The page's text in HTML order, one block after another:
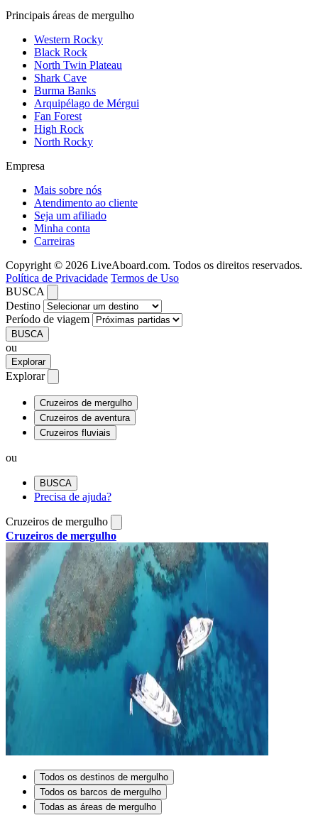
Principais áreas de mergulho
Western Rocky
Black Rock
North Twin Plateau
Shark Cave
Burma Banks
Arquipélago de Mérgui
Fan Forest
High Rock
North Rocky
Empresa
Mais sobre nós
Atendimento ao cliente
Seja um afiliado
Minha conta
Carreiras
Copyright © 2026 LiveAboard.com. Todos os direitos reservados.
Política de Privacidade Termos de Uso
BUSCA
Destino
Período de viagem
BUSCA
ou
Explorar
Explorar
Cruzeiros de mergulho
Cruzeiros de aventura
Cruzeiros fluviais
ou
BUSCA
Precisa de ajuda?
Cruzeiros de mergulho
Cruzeiros de mergulho
Todos os destinos de mergulho
Todos os barcos de mergulho
Todas as áreas de mergulho